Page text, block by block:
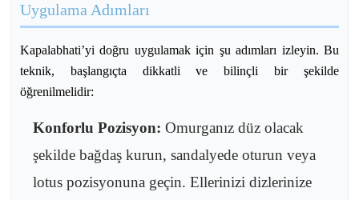
Uygulama Adımları
Kapalabhati’yi doğru uygulamak için şu adımları izleyin. Bu
teknik, başlangıçta dikkatli ve bilinçli bir şekilde
öğrenilmelidir:
Konforlu Pozisyon: Omurganız düz olacak
şekilde bağdaş kurun, sandalyede oturun veya
lotus pozisyonuna geçin. Ellerinizi dizlerinize